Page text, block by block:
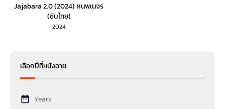
Jajabara 2.0 (2024) คนพเนจร
(ซับไทย)
2024
เลือกปีที่หนังฉาย
Years